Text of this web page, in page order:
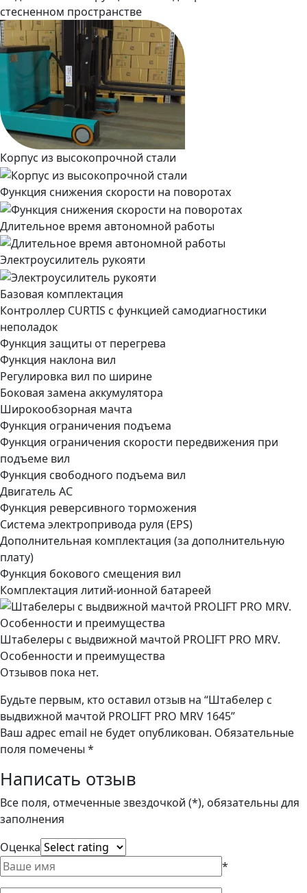
стесненном пространстве
Корпус из высокопрочной стали
Функция снижения скорости на поворотах
Длительное время автономной работы
Электроусилитель рукояти
Базовая комплектация
Контроллер CURTIS с функцией самодиагностики
неполадок
Функция защиты от перегрева
Функция наклона вил
Регулировка вил по ширине
Боковая замена аккумулятора
Широкообзорная мачта
Функция ограничения подъема
Функция ограничения скорости передвижения при
подъеме вил
Функция свободного подъема вил
Двигатель АС
Функция реверсивного торможения
Система электропривода руля (EPS)
Дополнительная комплектация (за дополнительную
плату)
Функция бокового смещения вил
Комплектация литий-ионной батареей
Штабелеры с выдвижной мачтой PROLIFT PRO MRV.
Особенности и преимущества
Отзывов пока нет.
Будьте первым, кто оставил отзыв на “Штабелер с
выдвижной мачтой PROLIFT PRO MRV 1645”
Ваш адрес email не будет опубликован. Обязательные
поля помечены *
Написать отзыв
Все поля, отмеченные звездочкой (*), обязательны для
заполнения
Оценка
*